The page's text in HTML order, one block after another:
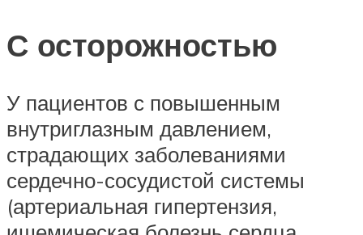
С осторожностью
У пациентов с повышенным
внутриглазным давлением,
страдающих заболеваниями
сердечно-сосудистой системы
(артериальная гипертензия,